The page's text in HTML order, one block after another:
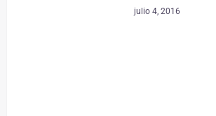
julio 4, 2016